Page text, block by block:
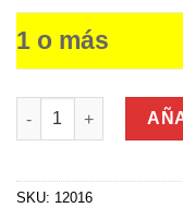
1 o más
Pileta Redonda
SKU: 12016